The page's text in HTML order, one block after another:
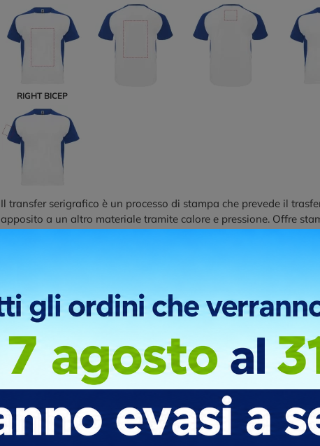
RIGHT BICEP
Il transfer serigrafico è un processo di stampa che prevede il
apposito a un altro materiale tramite calore e pressione. Offre
RIGHT BICEP